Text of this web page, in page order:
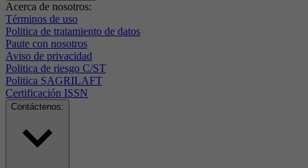
Acerca de nosotros:
Términos de uso
Politica de tratamiento de datos
Paute con nosotros
Aviso de privacidad
Politica de riesgo C/ST
Politica SAGRILAFT
Certificación ISSN
Contáctenos: